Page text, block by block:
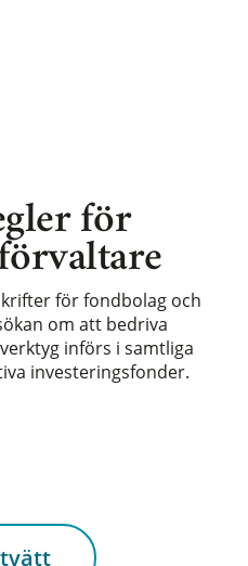
för
för fondbolag och
om att bedriva
införs i samtliga
investeringsfonder.